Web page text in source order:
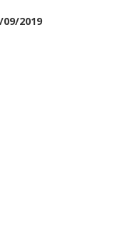
2019